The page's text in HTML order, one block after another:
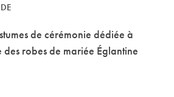
de cérémonie dédiée à
des robes de mariée Églantine